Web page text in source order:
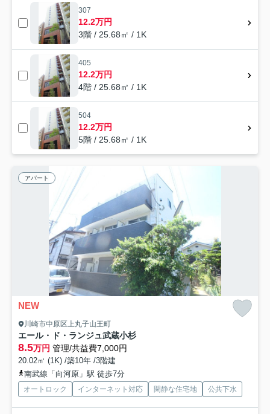
307
12.2万円
3階 / 25.68㎡ / 1K
405
12.2万円
4階 / 25.68㎡ / 1K
504
12.2万円
5階 / 25.68㎡ / 1K
アパート
NEW
川崎市中原区上丸子山王町
エール・ド・ランジュ武蔵小杉
8.5万円 管理/共益費7,000円
20.02㎡ (1K) /築10年 /3階建
南武線「向河原」駅 徒歩7分
オートロック インターネット対応 閑静な住宅地 公共下水